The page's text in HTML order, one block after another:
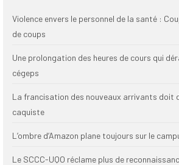
et Bilans
Violence envers le personnel de la santé :
de coups
Une prolongation des heures de cours qui
cégeps
La francisation des nouveaux arrivants doit
caquiste
L’ombre d’Amazon plane toujours sur le
Le SCCC-UQO réclame plus de